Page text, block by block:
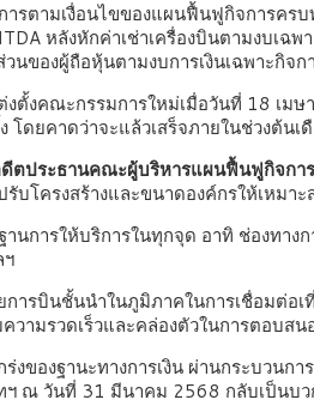
ารตามเงื่อนไขของแผนฟื้นฟูกิจการค
หลังหักค่าเช่าเครื่องบินตามงบเ
ของผู้ถือหุ้นตามงบการเงินเฉพาะกิจก
งคณะกรรมการใหม่เมื่อวันที่ 18 เม
ดยคาดว่าจะแล้วเสร็จภายในช่วงต้นเ
ตประธานคณะผู้บริหารแผนฟื้นฟูกิจกา
รับโครงสร้างและขนาดองค์กรให้เห
การให้บริการในทุกจุด อาทิ ช่องทาง
ารบินชั้นนำในภูมิภาคในการเชื่อมต่อ
วามรวดเร็วและคล่องตัวในการตอบ
งของฐานะทางการเงิน ผ่านกระบว
ฯ ณ วันที่ 31 มีนาคม 2568 กลับเป็นบ